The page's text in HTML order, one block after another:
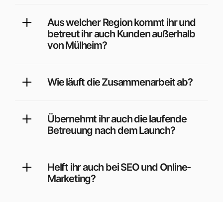
Aus welcher Region kommt ihr und
betreut ihr auch Kunden außerhalb
von Mülheim?
Wie läuft die Zusammenarbeit ab?
Übernehmt ihr auch die laufende
Betreuung nach dem Launch?
Helft ihr auch bei SEO und Online-
Marketing?